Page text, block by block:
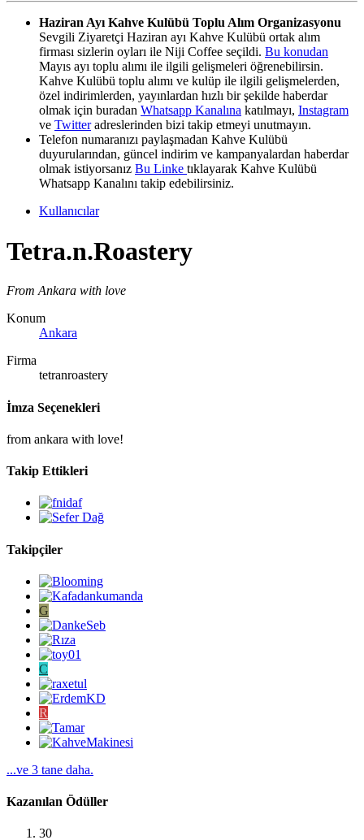
Haziran Ayı Kahve Kulübü Toplu Alım Organizasyonu
Sevgili Ziyaretçi Haziran ayı Kahve Kulübü ortak alım
firması sizlerin oyları ile Niji Coffee seçildi. Bu konudan
Mayıs ayı toplu alımı ile ilgili gelişmeleri öğrenebilirsin.
Kahve Kulübü toplu alımı ve kulüp ile ilgili gelişmelerden,
özel indirimlerden, yayınlardan hızlı bir şekilde haberdar
olmak için buradan Whatsapp Kanalına katılmayı, Instagram
ve Twitteradreslerinden bizi takip etmeyi unutmayın.
Telefon numaranızı paylaşmadan Kahve Kulübü
duyurularından, güncel indirim ve kampanyalardan haberdar
olmak istiyorsanız Bu Linke tıklayarak Kahve Kulübü
Whatsapp Kanalını takip edebilirsiniz.
Kullanıcılar
Tetra.n.Roastery
From Ankara with love
Konum
Ankara
Firma
tetranroastery
İmza Seçenekleri
from ankara with love!
Takip Ettikleri
Takipçiler
G
C
R
...ve 3 tane daha.
Kazanılan Ödüller
30